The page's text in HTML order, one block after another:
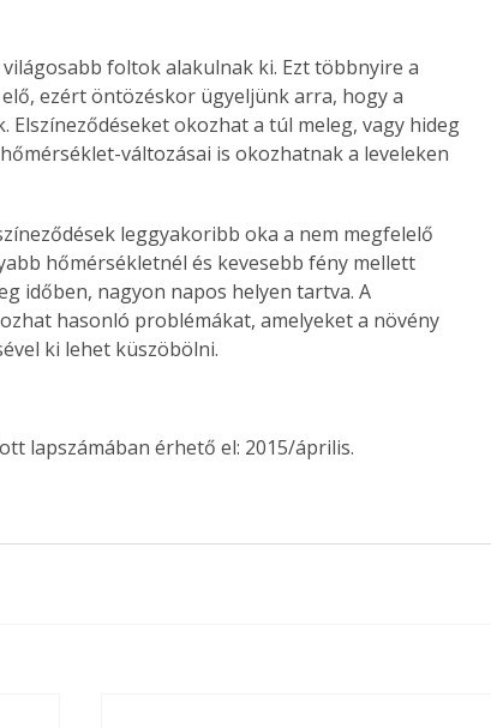
foltok alakulnak ki. Ezt többnyire a
ezért öntözéskor ügyeljünk arra, hogy a
Elszíneződéseket okozhat a túl meleg, vagy hideg
változásai is okozhatnak a leveleken
leggyakoribb oka a nem megfelelő
hőmérsékletnél és kevesebb fény mellett
időben, nagyon napos helyen tartva. A
hasonló problémákat, amelyeket a növény
ki lehet küszöbölni.
lapszámában érhető el: 2015/április.